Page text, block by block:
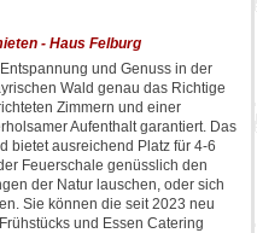
- Haus Felburg
und Genuss in der
Wald genau das Richtige
Zimmern und einer
Aufenthalt garantiert. Das
bietet ausreichend Platz für 4-6
Feuerschale genüsslich den
der Natur lauschen, oder sich
Sie können die seit 2023 neu
und Essen Catering